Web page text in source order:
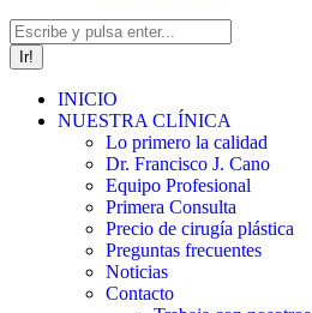
Buscar:
INICIO
NUESTRA CLÍNICA
Lo primero la calidad
Dr. Francisco J. Cano
Equipo Profesional
Primera Consulta
Precio de cirugía plástica
Preguntas frecuentes
Noticias
Contacto